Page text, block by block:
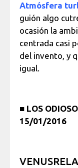
Atmósfera
guión algo
ocasión la
centrada casi
del invento, y
igual.
■ LOS
15/01/2016